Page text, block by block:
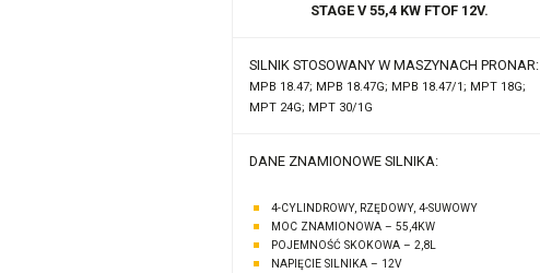
STAGE V 55,4 KW FTOF 12V.
SILNIK STOSOWANY W MASZYNACH PRONAR:
MPB 18.47; MPB 18.47G; MPB 18.47/1; MPT 18G;
MPT 24G; MPT 30/1G
DANE ZNAMIONOWE SILNIKA:
4-CYLINDROWY, RZĘDOWY, 4-SUWOWY
MOC ZNAMIONOWA – 55,4KW
POJEMNOŚĆ SKOKOWA – 2,8L
NAPIĘCIE SILNIKA – 12V